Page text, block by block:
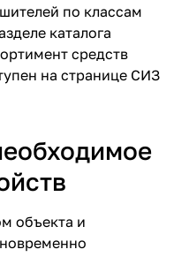
по классам
каталога
средств
на странице СИЗ
объекта и